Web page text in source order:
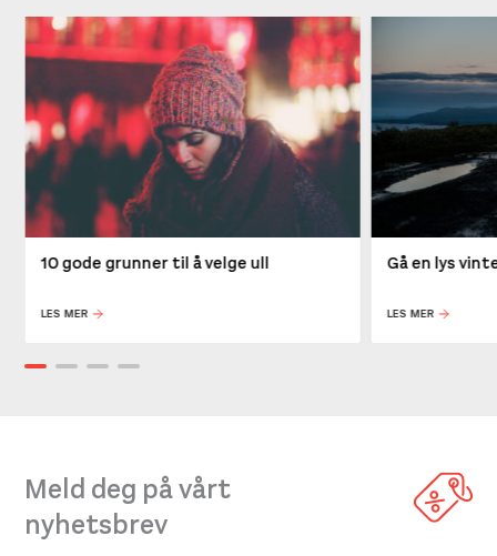
10 gode grunner til å velge ull
LES MER
Gå en lys
LES MER
Meld deg på vårt
nyhetsbrev